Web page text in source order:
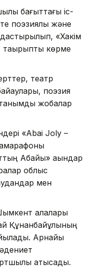
бағыттағы іс-
поэзиялық және
«Хакім
тақырыптық көрме
театр
поэзия
жобалар
«Abai Joly –
Абайы» ақындар
облыс
мен
қалалары
Құнанбайұлының
Арнайы
қатысады.